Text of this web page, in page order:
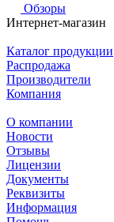
Обзоры
Интернет-магазин
Каталог продукции
Распродажа
Производители
Компания
О компании
Новости
Отзывы
Лицензии
Документы
Реквизиты
Информация